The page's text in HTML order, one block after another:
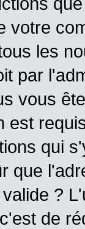
votre
les
par
vous
est
qui
que
?
de